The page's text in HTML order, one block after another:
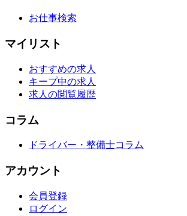
お仕事検索
マイリスト
おすすめの求人
キープ中の求人
求人の閲覧履歴
コラム
ドライバー・整備士コラム
アカウント
会員登録
ログイン